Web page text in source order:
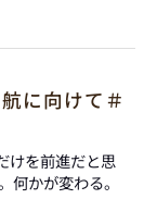
に向けて＃
けを前進だと思
何かが変わる。